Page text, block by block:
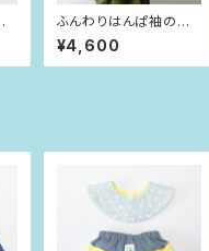
ふんわりはんぱ袖のプ
ルオーバー ビビッドピン
ク×dot（80size）
¥4,600